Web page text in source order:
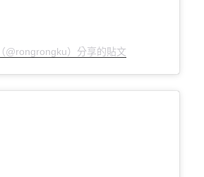
@rongrongku）分享的貼文